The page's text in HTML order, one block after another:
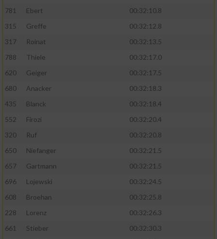
781
Ebert
00:32:10.8
315
Greffe
00:32:12.8
317
Roinat
00:32:13.5
788
Thiele
00:32:17.0
620
Geiger
00:32:17.5
680
Anacker
00:32:18.3
435
Blanck
00:32:18.4
552
Firozi
00:32:20.4
320
Ruf
00:32:20.8
650
Niefanger
00:32:21.5
657
Gartmann
00:32:21.5
696
Lojewski
00:32:24.5
608
Broehan
00:32:25.8
228
Lorenz
00:32:26.3
661
Stieber
00:32:30.3